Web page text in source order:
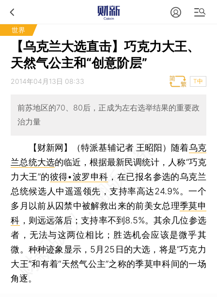
世界
【乌克兰大选直击】巧克力大王、
天然气公主和“创意阶层”
2014年04月13日 08:33 T中
前苏地区的70、80后，正成为左右选举结果的重要政
治力量
【财新网】（特派基辅记者 王昭阳） 随着乌克
兰总统大选的临近，根据最新民调统计，人称“巧克
力大王”的彼得•波罗申科 ，在已报名参选的乌克兰
总统候选人中遥遥领先，支持率高达24.9%。一个
多月以前从囚禁中被解救出来的前美女总理季莫申
科 ，则远远落后；支持率不到8.5%。其余几位参选
者，无法与这两位相比；胜选机会应该是微乎其
微。种种迹象显示，5月25日的大选，将是“巧克力
大王”和有着“天然气公主”之称的季莫申科间的一场
角逐。